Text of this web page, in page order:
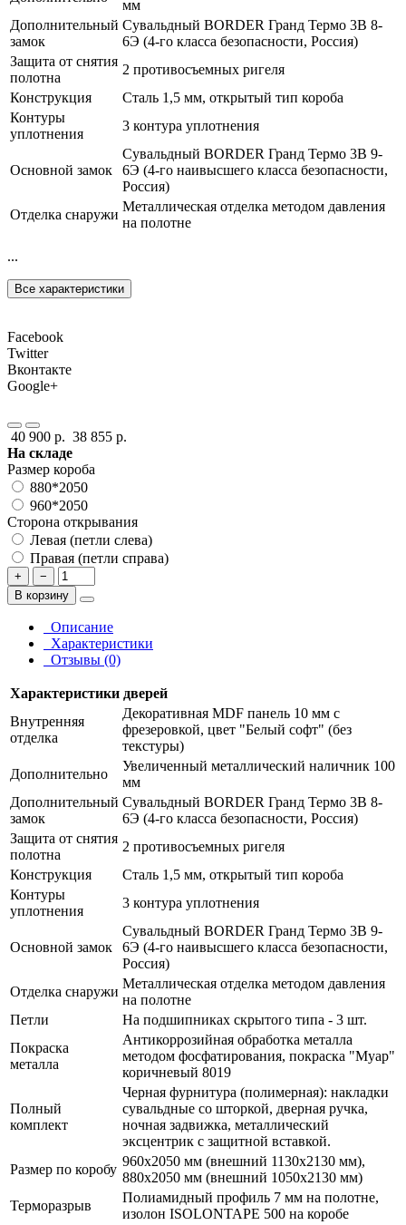
мм
Дополнительный
замок
Сувальдный BORDER Гранд Термо 3В 8-
6Э (4-го класса безопасности, Россия)
Защита от снятия
полотна
2 противосъемных ригеля
Конструкция
Сталь 1,5 мм, открытый тип короба
Контуры
уплотнения
3 контура уплотнения
Основной замок
Сувальдный BORDER Гранд Термо 3В 9-
6Э (4-го наивысшего класса безопасности,
Россия)
Отделка снаружи
Металлическая отделка методом давления
на полотне
...
Все характеристики
Facebook
Twitter
Вконтакте
Google+
40 900 р. 38 855 р.
На складе
Размер короба
880*2050
960*2050
Сторона открывания
Левая (петли слева)
Правая (петли справа)
+
−
В корзину
Описание
Характеристики
Отзывы (0)
Характеристики дверей
Внутренняя
отделка
Декоративная MDF панель 10 мм с
фрезеровкой, цвет "Белый софт" (без
текстуры)
Дополнительно
Увеличенный металлический наличник 100
мм
Дополнительный
замок
Сувальдный BORDER Гранд Термо 3В 8-
6Э (4-го класса безопасности, Россия)
Защита от снятия
полотна
2 противосъемных ригеля
Конструкция
Сталь 1,5 мм, открытый тип короба
Контуры
уплотнения
3 контура уплотнения
Основной замок
Сувальдный BORDER Гранд Термо 3В 9-
6Э (4-го наивысшего класса безопасности,
Россия)
Отделка снаружи
Металлическая отделка методом давления
на полотне
Петли
На подшипниках скрытого типа - 3 шт.
Покраска
металла
Антикоррозийная обработка металла
методом фосфатирования, покраска "Муар"
коричневый 8019
Полный
комплект
Черная фурнитура (полимерная): накладки
сувальдные со шторкой, дверная ручка,
ночная задвижка, металлический
эксцентрик с защитной вставкой.
Размер по коробу
960х2050 мм (внешний 1130х2130 мм),
880х2050 мм (внешний 1050х2130 мм)
Терморазрыв
Полиамидный профиль 7 мм на полотне,
изолон ISOLONTAPE 500 на коробе